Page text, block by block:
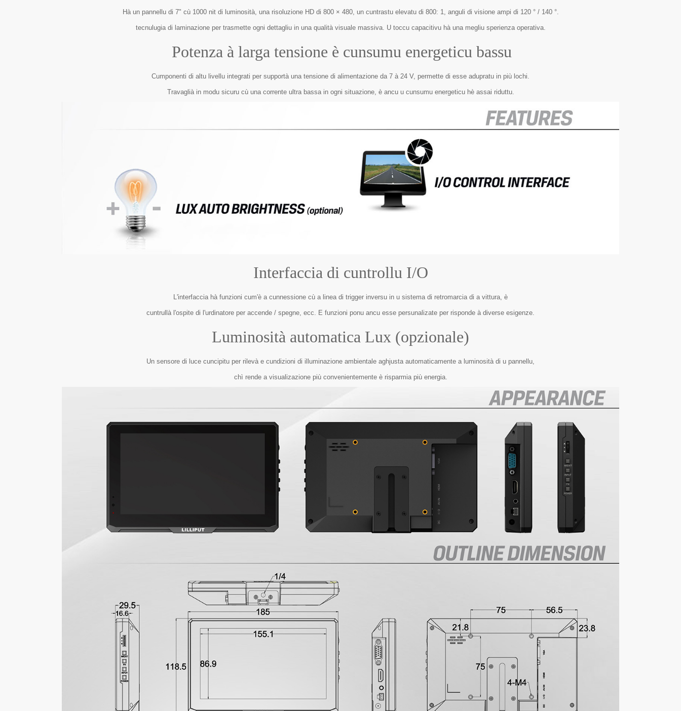
Hà un pannellu di 7" cù 1000 nit di luminosità, una risoluzione HD di 800 × 480, un cuntrastu elevatu di 800: 1, anguli di visione ampi di 120 ° / 140 °.
tecnulugia di laminazione per trasmette ogni dettagliu in una qualità visuale massiva. U toccu capacitivu hà una megliu sperienza operativa.
Potenza à larga tensione è cunsumu energeticu bassu
Cumponenti di altu livellu integrati per supportà una tensione di alimentazione da 7 à 24 V, permette di esse adupratu in più lochi.
Travaglià in modu sicuru cù una corrente ultra bassa in ogni situazione, è ancu u cunsumu energeticu hè assai riduttu.
Interfaccia di cuntrollu I/O
L'interfaccia hà funzioni cum'è a cunnessione cù a linea di trigger inversu in u sistema di retromarcia di a vittura, è
cuntrullà l'ospite di l'urdinatore per accende / spegne, ecc. E funzioni ponu ancu esse persunalizate per risponde à diverse esigenze.
Luminosità automatica Lux (opzionale)
Un sensore di luce cuncipitu per rilevà e cundizioni di illuminazione ambientale aghjusta automaticamente a luminosità di u pannellu,
chì rende a visualizazione più convenientemente è risparmia più energia.